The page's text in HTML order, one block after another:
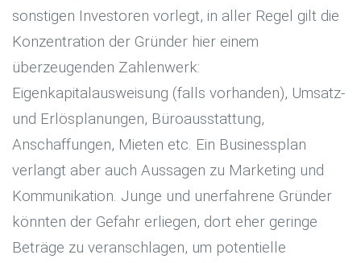
sonstigen Investoren vorlegt, in aller Regel gilt die
Konzentration der Gründer hier einem
überzeugenden Zahlenwerk:
Eigenkapitalausweisung (falls vorhanden), Umsatz-
und Erlösplanungen, Büroausstattung,
Anschaffungen, Mieten etc. Ein Businessplan
verlangt aber auch Aussagen zu Marketing und
Kommunikation. Junge und unerfahrene Gründer
könnten der Gefahr erliegen, dort eher geringe
Beträge zu veranschlagen, um potentielle